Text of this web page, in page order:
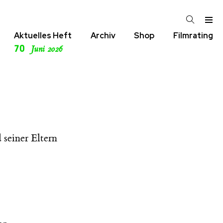
Aktuelles Heft
70 Juni 2026
Archiv Shop Filmrating
Eltern